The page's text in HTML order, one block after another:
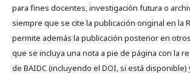
para fines docentes, investigación futura o
siempre que se cite la publicación original en la
permite además la publicación posterior en
que se incluya una nota a pie de página con la
de BAIDC (incluyendo el DOI, si está